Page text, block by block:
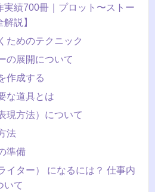
実績700冊｜プロット〜ストー
説】
ためのテクニック
の展開について
作成する
な道具とは
現方法）について
法
準備
イター） になるには？ 仕事内
いて